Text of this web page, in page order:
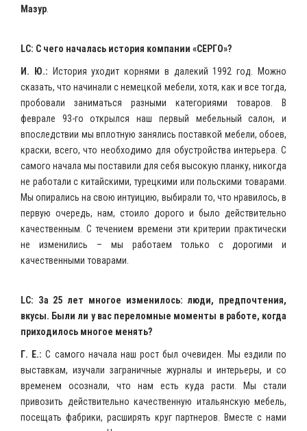
Мазур.
LC: C чего началась история компании «СЕРГО»?
И. Ю.: История уходит корнями в далекий 1992 год. Можно
сказать, что начинали с немецкой мебели, хотя, как и все тогда,
пробовали заниматься разными категориями товаров. В
феврале 93-го открылся наш первый мебельный салон, и
впоследствии мы вплотную занялись поставкой мебели, обоев,
краски, всего, что необходимо для обустройства интерьера. С
самого начала мы поставили для себя высокую планку, никогда
не работали с китайскими, турецкими или польскими товарами.
Мы опирались на свою интуицию, выбирали то, что нравилось, в
первую очередь, нам, стоило дорого и было действительно
качественным. С течением времени эти критерии практически
не изменились – мы работаем только с дорогими и
качественными товарами.
LC: За 25 лет многое изменилось: люди, предпочтения,
вкусы. Были ли у вас переломные моменты в работе, когда
приходилось многое менять?
Г. Е.: С самого начала наш рост был очевиден. Мы ездили по
выставкам, изучали заграничные журналы и интерьеры, и со
временем осознали, что нам есть куда расти. Мы стали
привозить действительно качественную итальянскую мебель,
посещать фабрики, расширять круг партнеров. Вместе с нами